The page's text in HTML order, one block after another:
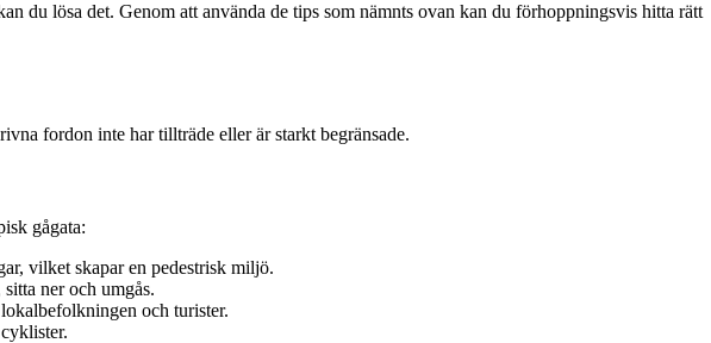
du lösa det. Genom att använda de tips som nämnts ovan kan du förhoppningsvis hitta rätt
fordon inte har tillträde eller är starkt begränsade.
gågata:
vilket skapar en pedestrisk miljö.
ner och umgås.
och turister.